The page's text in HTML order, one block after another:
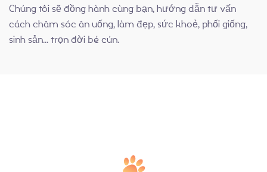
Chúng tôi sẽ đồng hành cùng bạn, hướng dẫn tư vấn
cách chăm sóc ăn uống, làm đẹp, sức khoẻ, phối giống,
sinh sản... trọn đời bé cún.